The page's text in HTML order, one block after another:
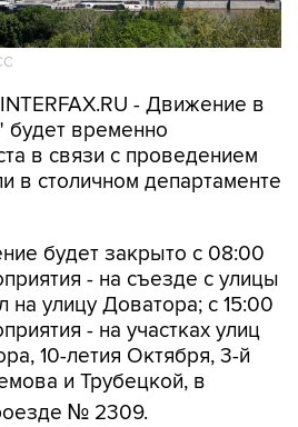
- Движение в
будет временно
в связи с проведением
в столичном департаменте
будет закрыто с 08:00
- на съезде с улицы
на улицу Доватора; с 15:00
- на участках улиц
10-летия Октября, 3-й
и Трубецкой, в
№ 2309.